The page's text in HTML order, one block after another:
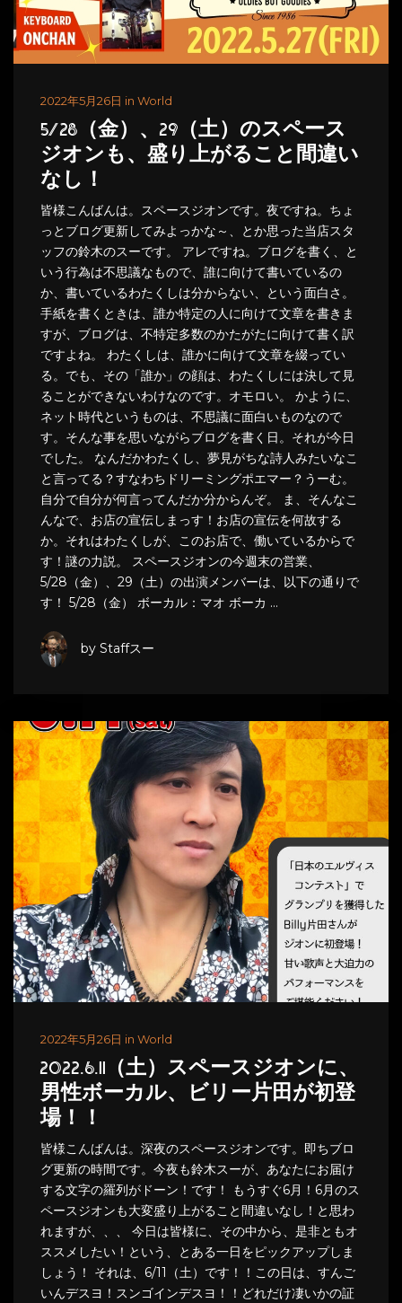
2022年5月26日 in World
5/28（金）、29（土）のスペース
ジオンも、盛り上がること間違い
なし！
皆様こんばんは。スペースジオンです。夜ですね。ちょ
っとブログ更新してみよっかな～、とか思った当店スタ
ッフの鈴木のスーです。 アレですね。ブログを書く、と
いう行為は不思議なもので、誰に向けて書いているの
か、書いているわたくしは分からない、という面白さ。
手紙を書くときは、誰か特定の人に向けて文章を書きま
すが、ブログは、不特定多数のかたがたに向けて書く訳
ですよね。 わたくしは、誰かに向けて文章を綴ってい
る。でも、その「誰か」の顔は、わたくしには決して見
ることができないわけなのです。オモロい。 かように、
ネット時代というものは、不思議に面白いものなので
す。そんな事を思いながらブログを書く日。それが今日
でした。 なんだかわたくし、夢見がちな詩人みたいなこ
と言ってる？すなわちドリーミングポエマー？うーむ。
自分で自分が何言ってんだか分からんぞ。 ま、そんなこ
んなで、お店の宣伝しまっす！お店の宣伝を何故する
か。それはわたくしが、このお店で、働いているからで
す！謎の力説。 スペースジオンの今週末の営業、
5/28（金）、29（土）の出演メンバーは、以下の通りで
す！ 5/28（金） ボーカル：マオ ボーカ …
by Staffスー
2022年5月26日 in World
2022.6.11（土）スペースジオンに、
男性ボーカル、ビリー片田が初登
場！！
皆様こんばんは。深夜のスペースジオンです。即ちブロ
グ更新の時間です。今夜も鈴木スーが、あなたにお届け
する文字の羅列がドーン！です！ もうすぐ6月！6月のス
ペースジオンも大変盛り上がること間違いなし！と思わ
れますが、、、 今日は皆様に、その中から、是非ともオ
ススメしたい！という、とある一日をピックアップしま
しょう！ それは、6/11（土）です！！この日は、すんご
いんデスヨ！スンゴインデスヨ！！どれだけ凄いかの証